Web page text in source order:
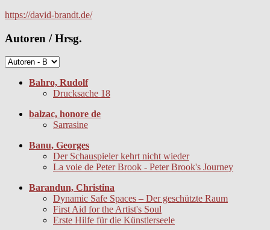
https://david-brandt.de/
Autoren / Hrsg.
Bahro, Rudolf
Drucksache 18
balzac, honore de
Sarrasine
Banu, Georges
Der Schauspieler kehrt nicht wieder
La voie de Peter Brook - Peter Brook's Journey
Barandun, Christina
Dynamic Safe Spaces – Der geschützte Raum
First Aid for the Artist's Soul
Erste Hilfe für die Künstlerseele